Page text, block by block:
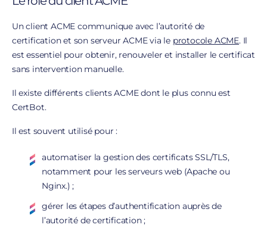
Un client ACME communique avec l’autorité de
certification et son serveur ACME via le protocole ACME. Il
est essentiel pour obtenir, renouveler et installer le certificat
sans intervention manuelle.
Il existe différents clients ACME dont le plus connu est
CertBot.
Il est souvent utilisé pour :
automatiser la gestion des certificats SSL/TLS,
notamment pour les serveurs web (Apache ou
Nginx.) ;
gérer les étapes d’authentification auprès de
l’autorité de certification ;